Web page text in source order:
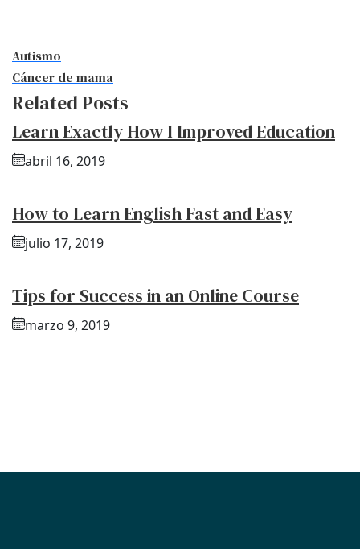
Autismo
Cáncer de mama
Related Posts
Learn Exactly How I Improved Education
abril 16, 2019
How to Learn English Fast and Easy
julio 17, 2019
Tips for Success in an Online Course
marzo 9, 2019